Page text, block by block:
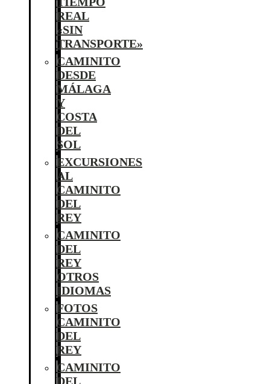
REAL
«SIN
TRANSPORTE»
CAMINITO
DESDE
MÁLAGA
Y
COSTA
DEL
SOL
EXCURSIONES
AL
CAMINITO
DEL
REY
CAMINITO
DEL
REY
OTROS
IDIOMAS
FOTOS
CAMINITO
DEL
REY
CAMINITO
DEL